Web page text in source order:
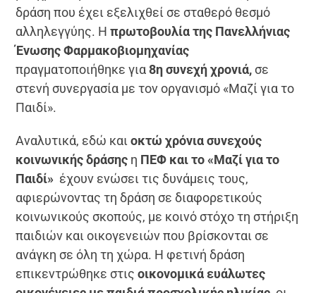
δράση που έχει εξελιχθεί σε σταθερό θεσμό
αλληλεγγύης. Ηπρωτοβουλία της Πανελλήνιας
Ένωσης Φαρμακοβιομηχανίας
πραγματοποιήθηκε για8η συνεχή χρονιά, σε
στενή συνεργασία με τον οργανισμό «Μαζί για το
Παιδί».
Αναλυτικά, εδώ καιοκτώ χρόνια συνεχούς
κοινωνικής δράσης η ΠΕΦ και το «Μαζί για το
Παιδί» έχουν ενώσει τις δυνάμεις τους,
αφιερώνοντας τη δράση σε διαφορετικούς
κοινωνικούς σκοπούς, με κοινό στόχο τη στήριξη
παιδιών και οικογενειών που βρίσκονται σε
ανάγκη σε όλη τη χώρα. Η φετινή δράση
επικεντρώθηκε στιςοικονομικά ευάλωτες